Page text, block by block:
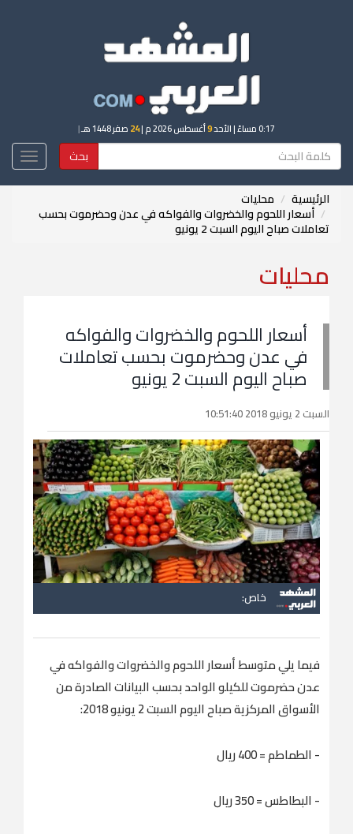
0:17 مساءً | الأحد9أغسطس 2026 م | 24 صفر 1448 هـ |
بحث
الرئيسية محليات
أسعار اللحوم والخضروات والفواكه في عدن وحضرموت بحسب
تعاملات صباح اليوم السبت 2 يونيو
محليات
أسعار اللحوم والخضروات والفواكه
في عدن وحضرموت بحسب تعاملات
صباح اليوم السبت 2 يونيو
السبت 2 يونيو 2018 10:51:40
خاص:
فيما يلي متوسط أسعار اللحوم والخضروات والفواكه في
عدن حضرموت للكیلو الواحد بحسب البيانات الصادرة من
الأسواق المركزية صباح اليوم السبت 2 يونيو 2018:
- الطماطم = 400 ریال
- البطاطس = 350 ریال